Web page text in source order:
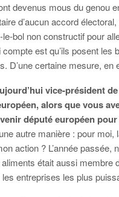
devenus mous du genou
d’aucun accord
bol non constructif pour
est qu’ils posent les
D’une certaine mesure,
vice-président
alors que vous
député européen
autre manière : pour
action ? L’année passée,
était aussi membre
entreprises les plus